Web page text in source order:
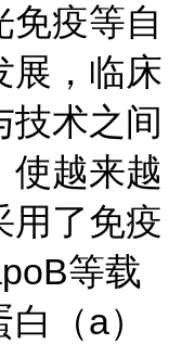
免疫等自
展，临床
技术之间
使越来越
用了免疫
等载
（a）